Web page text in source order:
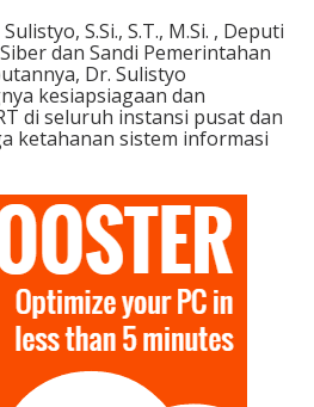
S.Si., S.T., M.Si. , Deputi
dan Sandi Pemerintahan
Dr. Sulistyo
kesiapsiagaan dan
di seluruh instansi pusat dan
ketahanan sistem informasi